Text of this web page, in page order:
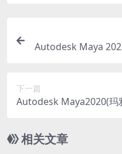
Autodesk Maya
下一篇
Autodesk Maya2020(玛
相关文章